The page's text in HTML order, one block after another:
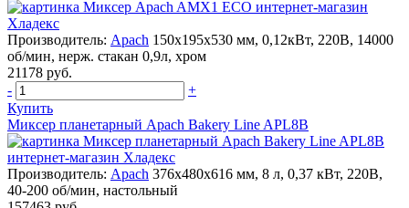
Производитель: Apach 150х195х530 мм, 0,12кВт, 220В, 14000
об/мин, нерж. стакан 0,9л, хром
21178 руб.
-
+
Купить
Миксер планетарный Apach Bakery Line APL8B
Производитель: Apach 376х480х616 мм, 8 л, 0,37 кВт, 220В,
40-200 об/мин, настольный